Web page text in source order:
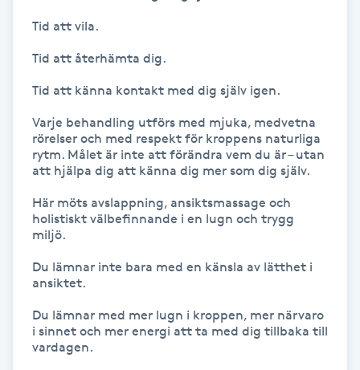
Healing
Herrklippning
Hollywood Peel
Hot Stone Massage
Hot yoga
Hudföryngring
Huduppstramning
Tid att vila.
Tid att återhämta dig.
Tid att känna kontakt med dig själv igen.
Varje behandling utförs med mjuka, medvetna
rörelser och med respekt för kroppens naturliga
rytm. Målet är inte att förändra vem du är – utan
att hjälpa dig att känna dig mer som dig själv.
Här möts avslappning, ansiktsmassage och
holistiskt välbefinnande i en lugn och trygg
miljö.
Du lämnar inte bara med en känsla av lätthet i
ansiktet.
Du lämnar med mer lugn i kroppen, mer närvaro
i sinnet och mer energi att ta med dig tillbaka till
vardagen.